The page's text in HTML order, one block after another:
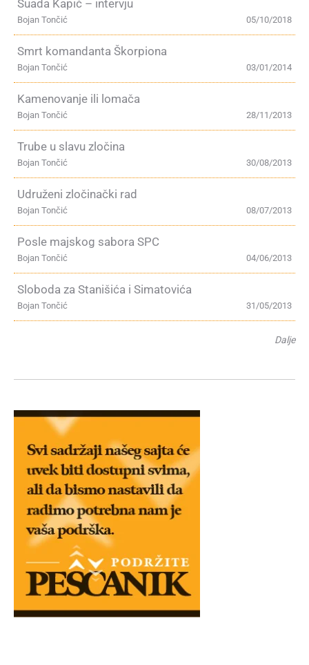
Suada Kapić – intervju
05/10/2018
Bojan Tončić
Smrt komandanta Škorpiona
03/01/2014
Bojan Tončić
Kamenovanje ili lomača
28/11/2013
Bojan Tončić
Trube u slavu zločina
30/08/2013
Bojan Tončić
Udruženi zločinački rad
08/07/2013
Bojan Tončić
Posle majskog sabora SPC
04/06/2013
Bojan Tončić
Sloboda za Stanišića i Simatovića
31/05/2013
Bojan Tončić
Dalje